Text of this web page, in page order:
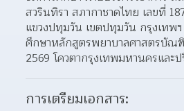
สวรินทิรา สภากาชาดไทย เลขที่
แขวงปทุมวัน เขตปทุมวัน กรุงเทพ
ศึกษาหลักสูตรพยาบาลศาสตรบัณ
2569 โควตากรุงเทพมหานครและ
การเตรียมเอกสาร: